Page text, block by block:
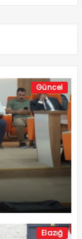
Güncel
Elazığ